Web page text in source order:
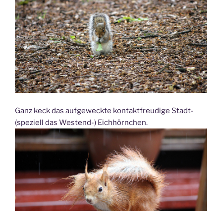
Ganz keck das aufgeweckte kontaktfreudige Stadt-
(speziell das Westend-) Eichhörnchen.